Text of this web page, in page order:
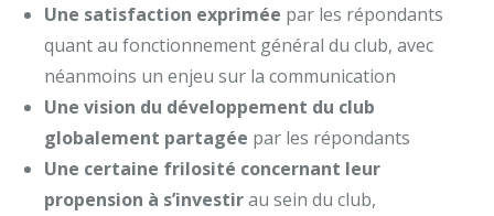
Une satisfaction exprimée par les répondants
quant au fonctionnement général du club, avec
néanmoins un enjeu sur la communication
Une vision du développement du club
globalement partagée par les répondants
Une certaine frilosité concernant leur
propension à s’investirau sein du club,